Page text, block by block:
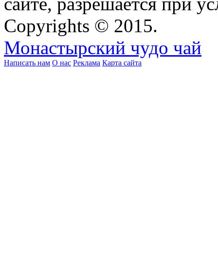
Copyrights © 2015.
Монастырский чудо чай
Написать нам О нас Реклама Карта сайта